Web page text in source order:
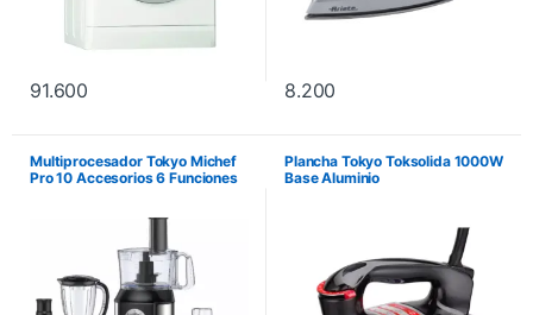
91.600 8.200
Multiprocesador Tokyo Michef
Pro 10 Accesorios 6 Funciones
Plancha Tokyo Toksolida 1000W
Base Aluminio